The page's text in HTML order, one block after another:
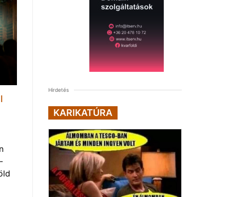
Hirdetés
KARIKATÚRA